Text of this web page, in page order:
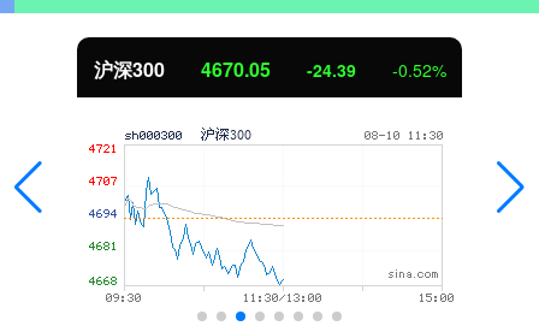
北证50 1125.45 -8.79 -0.78%